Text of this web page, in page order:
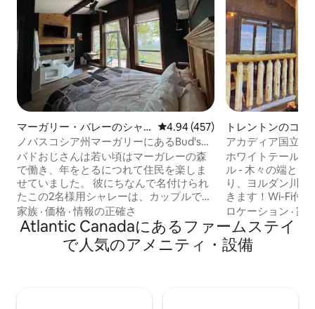
マーガリー・バレーのシャ
レー
レビュー457件、5つ星中4.94つ
4.94 (457)
ノバスコシア州マーガリーにあるBud's
Chalet（4位）
バドおじさんは若い頃はマーガレーの森
で働き、年をとるにつれて住民を楽しま
せていました。 彼にちなんで名付けられ
たこの2名様用シャレーは、カップルでの
休暇に最適です！ 堅木の林に囲まれ、6
フィートの電気暖炉の下にある2人用ジェ
ットバスタブが特徴です。 キッチン＆キ
ングベッド バッドシャレーのキッチンと
家族 · 価格 ·情報の正確さ
トレントンのコテ
アカディア国立公
オジロジカ（10m
ホワイトテールコ
ル - 木々の端とな
り、ヨルダン川
きます！Wi-Fi付
ハイカーの楽園
公園までわずか10
デザート島まで数
ているので、自然
ロケーション ·家
Atlantic Canadaにあるファームステイ
で人気のアメニティ・設備